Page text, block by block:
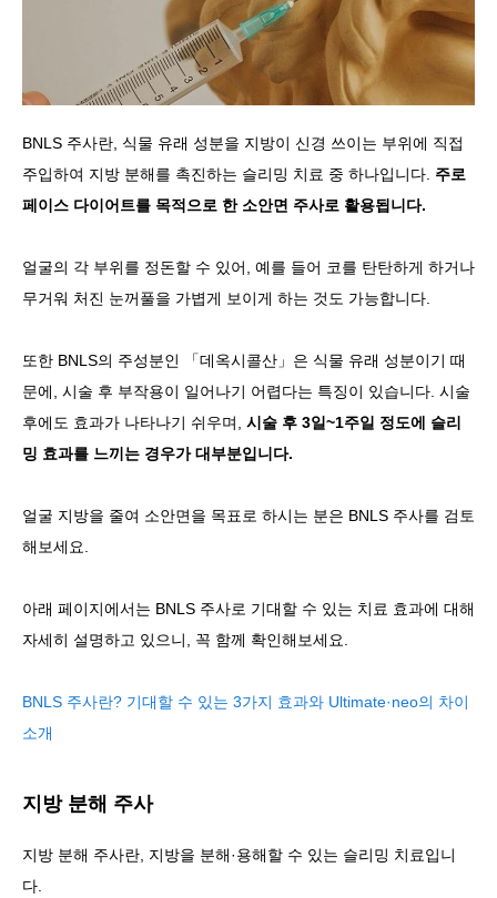
BNLS 주사란, 식물 유래 성분을 지방이 신경 쓰이는 부위에 직접
주입하여 지방 분해를 촉진하는 슬리밍 치료 중 하나입니다. 주로
페이스 다이어트를 목적으로 한 소안면 주사로 활용됩니다.
얼굴의 각 부위를 정돈할 수 있어, 예를 들어 코를 탄탄하게 하거나
무거워 처진 눈꺼풀을 가볍게 보이게 하는 것도 가능합니다.
또한 BNLS의 주성분인 「데옥시콜산」은 식물 유래 성분이기 때
문에, 시술 후 부작용이 일어나기 어렵다는 특징이 있습니다. 시술
후에도 효과가 나타나기 쉬우며, 시술 후 3일~1주일 정도에 슬리
밍 효과를 느끼는 경우가 대부분입니다.
얼굴 지방을 줄여 소안면을 목표로 하시는 분은 BNLS 주사를 검토
해보세요.
아래 페이지에서는 BNLS 주사로 기대할 수 있는 치료 효과에 대해
자세히 설명하고 있으니, 꼭 함께 확인해보세요.
BNLS 주사란? 기대할 수 있는 3가지 효과와 Ultimate·neo의 차이
소개
지방 분해 주사
지방 분해 주사란, 지방을 분해·용해할 수 있는 슬리밍 치료입니
다.